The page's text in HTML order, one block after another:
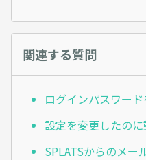
関連する質問
ログインパスワー
設定を変更したの
SPLATSからのメー